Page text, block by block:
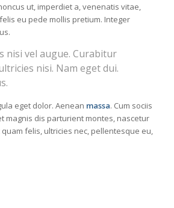
ut, imperdiet a, venenatis vitae,
eu pede mollis pretium. Integer
nisi vel augue. Curabitur
nisi. Nam eget dui.
eget dolor. Aenean massa. Cum sociis
magnis dis parturient montes, nascetur
felis, ultricies nec, pellentesque eu,